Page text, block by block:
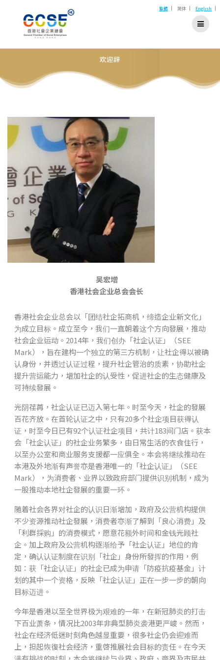
欢迎辞
吴宏增
香港社会企业总会会长
香港社会企业总会以「团结社企拓商机，缔造企业新文化」
为成立目标。成立至今，我们一直朝着这个方向發展，推动
社会企业运动。2014年，我们创办「社企认证」（SEE
Mark），旨在建构一个独立的第三方机制，让社企得以被确
认身份，并透过认证过程，提升社企管治的质素，协助社企
提升营运能力，增加社企的认受性，促进社企的生态健康及
可持续發展。
光阴荏苒，社企认证已迈入第七年。时至今天，社企的發展
百花齐放。在首轮认证之中，只有20多个社企项目获得认
证，时至今日已有92个认证社企项目，共计183间门店。获本
会「社企认证」的社企业务繁多，由日常生活的衣食住行，
以至办公室和商业服务支援都一应俱全。本会将继续推动在
本港及外地渐有声誉亦是香港唯一的「社企认证」（SEE
Mark），为消费者、业界以致政府部门提供识别机制，成为
一股推动本地社企發展的重要一环。
随着社会各界对社企的认识日渐增加，政府及公营机构提供
不少资源推动社企發展，消费者亦渐了解到「良心消费」及
「利群採购」的消费模式，愿意花额外时间和金钱光顾社
企。加上政府及公营机构逐渐给予「社企认证」地位的肯
定，确认认证制度在识别「社企」身份所發挥的作用，例
如：获「社企认证」的社企已成为申请「防疫抗疫基金」计
划的其中一个资格，反映「社企认证」正在一步一步的朝向
目标迈进。
今年是香港以至全世界极为艰难的一年，在新冠肺炎的打击
下百业萧条，情况比2003年非典型肺炎袭港更严峻。然而，
社企在经济低迷时刻角色越显重要，很多社企仍会迎难而
上，担起恢復社会经济，重啓推展社会目标的责任。在今天
繁體 | 简体 | English |